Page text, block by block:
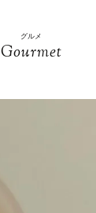
グルメ
Gourmet